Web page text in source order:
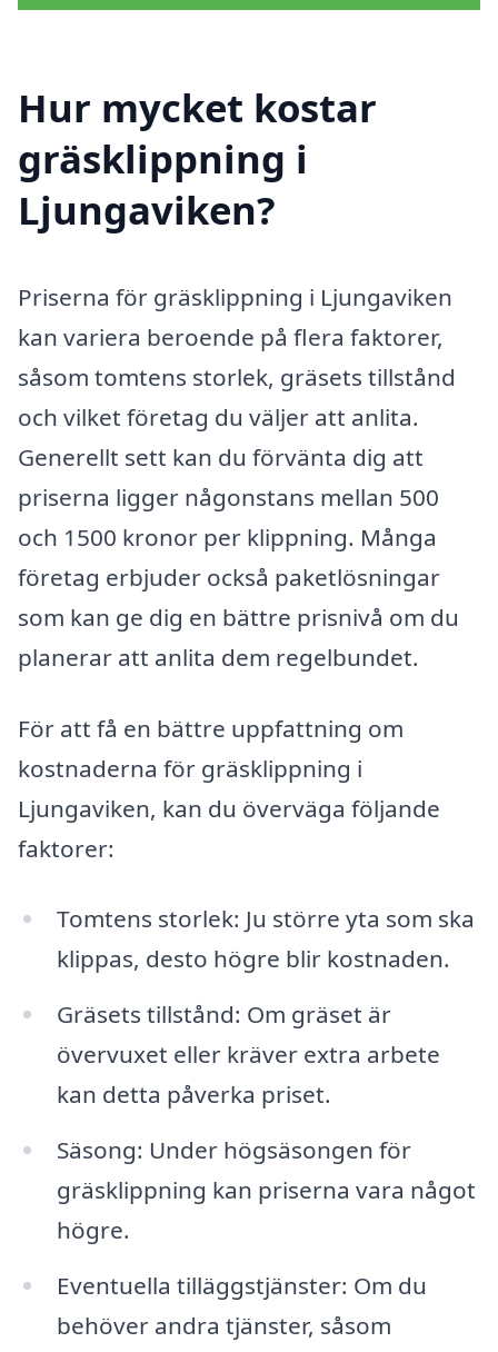
Hur mycket kostar
gräsklippning i
Ljungaviken?
Priserna för gräsklippning i Ljungaviken
kan variera beroende på flera faktorer,
såsom tomtens storlek, gräsets tillstånd
och vilket företag du väljer att anlita.
Generellt sett kan du förvänta dig att
priserna ligger någonstans mellan 500
och 1500 kronor per klippning. Många
företag erbjuder också paketlösningar
som kan ge dig en bättre prisnivå om du
planerar att anlita dem regelbundet.
För att få en bättre uppfattning om
kostnaderna för gräsklippning i
Ljungaviken, kan du överväga följande
faktorer:
Tomtens storlek: Ju större yta som ska
klippas, desto högre blir kostnaden.
Gräsets tillstånd: Om gräset är
övervuxet eller kräver extra arbete
kan detta påverka priset.
Säsong: Under högsäsongen för
gräsklippning kan priserna vara något
högre.
Eventuella tilläggstjänster: Om du
behöver andra tjänster, såsom